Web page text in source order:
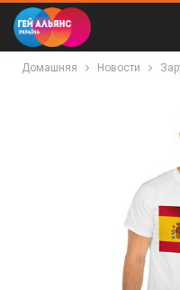
Домашняя Новости